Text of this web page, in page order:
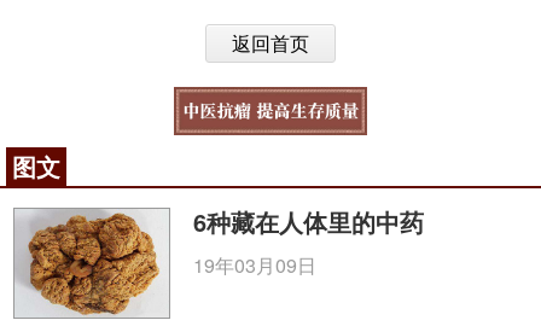
返回首页
图文
6种藏在人体里的中药
19年03月09日